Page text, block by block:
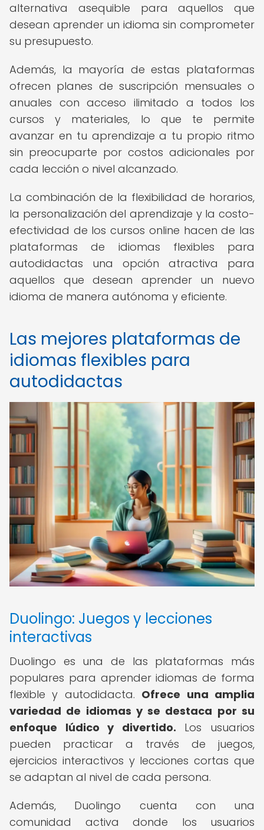
alternativa asequible para aquellos que
desean aprender un idioma sin comprometer
su presupuesto.
Además, la mayoría de estas plataformas
ofrecen planes de suscripción mensuales o
anuales con acceso ilimitado a todos los
cursos y materiales, lo que te permite
avanzar en tu aprendizaje a tu propio ritmo
sin preocuparte por costos adicionales por
cada lección o nivel alcanzado.
La combinación de la flexibilidad de horarios,
la personalización del aprendizaje y la costo-
efectividad de los cursos online hacen de las
plataformas de idiomas flexibles para
autodidactas una opción atractiva para
aquellos que desean aprender un nuevo
idioma de manera autónoma y eficiente.
Las mejores plataformas de
idiomas flexibles para
autodidactas
Duolingo: Juegos y lecciones
interactivas
Duolingo es una de las plataformas más
populares para aprender idiomas de forma
flexible y autodidacta. Ofrece una amplia
variedad de idiomas y se destaca por su
enfoque lúdico y divertido. Los usuarios
pueden practicar a través de juegos,
ejercicios interactivos y lecciones cortas que
se adaptan al nivel de cada persona.
Además, Duolingo cuenta con una
comunidad activa donde los usuarios